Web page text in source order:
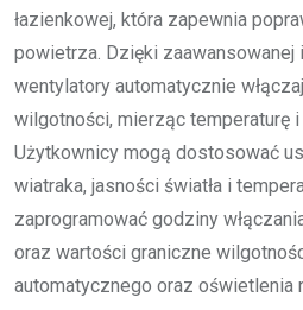
łazienkowej, która zapewnia
powietrza. Dzięki zaawansowanej
wentylatory automatycznie
wilgotności, mierząc temperaturę
Użytkownicy mogą dostosować
wiatraka, jasności światła i
zaprogramować godziny
oraz wartości graniczne
automatycznego oraz oświetlenia